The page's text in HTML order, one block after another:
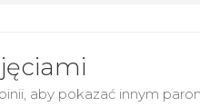
aby pokazać innym